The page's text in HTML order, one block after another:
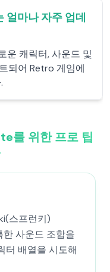
마나 자주 업데
운 캐릭터, 사운드 및
되어 Retro 게임에
를 위한 프로 팁
스프런키)
사운드 조합을
터 배열을 시도해